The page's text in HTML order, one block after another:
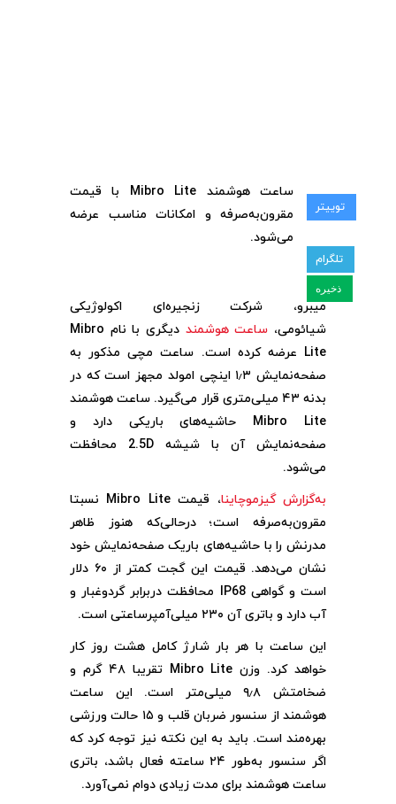
توییتر
تلگرام
ساعت هوشمند Mibro Lite با قیمت
مقرون‌به‌صرفه و امکانات مناسب عرضه
می‌شود.
میبرو، شرکت زنجیره‌ای اکولوژیکی
شیائومی، ساعت هوشمند
دیگری با نام Mibro
Lite عرضه کرده است. ساعت مچی مذکور به
صفحه‌نمایش ۱٫۳ اینچی امولد مجهز است که در
بدنه ۴۳ میلی‌متری قرار می‌گیرد. ساعت هوشمند
Mibro Lite حاشیه‌های باریکی دارد و
صفحه‌نمایش آن با شیشه 2.5D محافظت
می‌شود.
به‌گزارش گیزموچاینا
، قیمت Mibro Lite نسبتا
مقرون‌به‌صرفه است؛ درحالی‌که هنوز ظاهر
مدرنش را با حاشیه‌های باریک صفحه‌نمایش خود
نشان می‌دهد. قیمت این گجت کمتر از ۶۰ دلار
است و گواهی IP68
محافظت دربرابر گردوغبار و
آب دارد و باتری آن ۲۳۰ میلی‌آمپرساعتی است.
این ساعت با هر بار شارژ کامل هشت روز کار
خواهد کرد. وزن
Mibro Lite تقریبا ۴۸ گرم و
ضخامتش ۹٫۸ میلی‌متر است. این ساعت
هوشمند از سنسور ضربان قلب و ۱۵ حالت ورزشی
بهره‌مند است. باید به این نکته نیز توجه کرد که
اگر سنسور به‌طور ۲۴ ساعته فعال باشد، باتری
ساعت هوشمند برای مدت زیادی دوام نمی‌آورد.